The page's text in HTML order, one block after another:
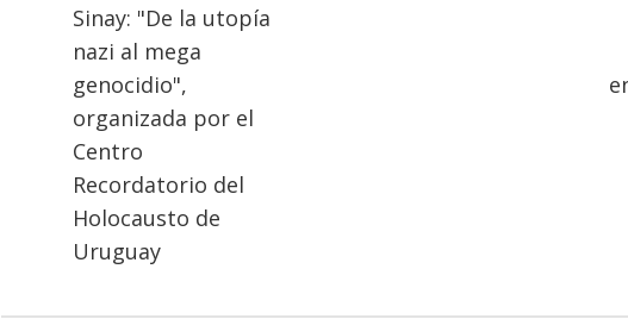
Sinay: "De la utopía
nazi al mega
genocidio",
organizada por el
Centro
Recordatorio del
Holocausto de
Uruguay